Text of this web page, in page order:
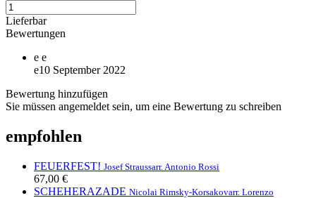
Lieferbar
Bewertungen
e e
e10 September 2022
Bewertung hinzufügen
Sie müssen angemeldet sein, um eine Bewertung zu schreiben
empfohlen
FEUERFEST! Josef Straussarr. Antonio Rossi
67,00 €
SCHEHERAZADE Nicolai Rimsky-Korsakovarr. Lorenzo